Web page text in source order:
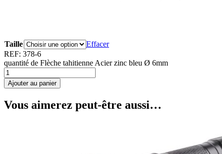
Taille
Effacer
REF: 378-6
quantité de Flèche tahitienne Acier zinc bleu Ø 6mm
Ajouter au panier
Vous aimerez peut-être aussi…